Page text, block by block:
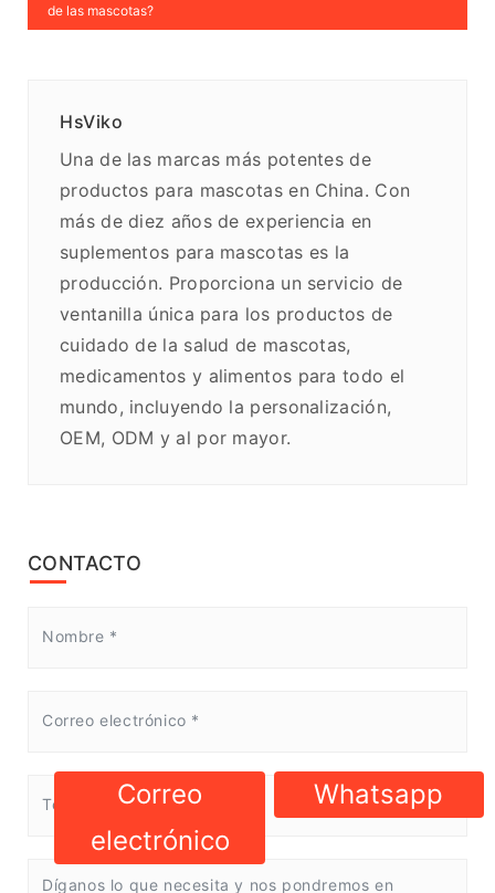
de las mascotas?
HsViko
Una de las marcas más potentes de
productos para mascotas en China. Con
más de diez años de experiencia en
suplementos para mascotas es la
producción. Proporciona un servicio de
ventanilla única para los productos de
cuidado de la salud de mascotas,
medicamentos y alimentos para todo el
mundo, incluyendo la personalización,
OEM, ODM y al por mayor.
CONTACTO
Correo
electrónico
Whatsapp